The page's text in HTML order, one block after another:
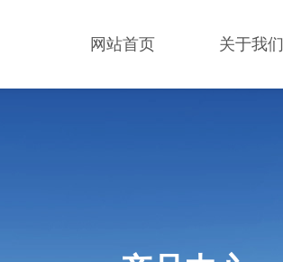
网站首页 关于我们